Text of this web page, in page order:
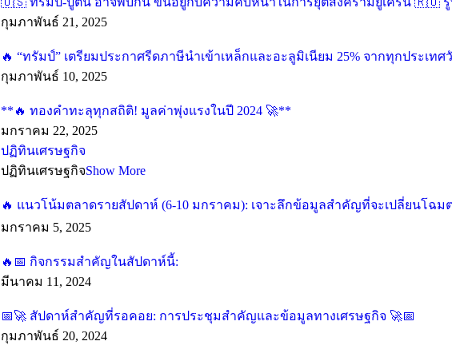
กุมภาพันธ์ 21, 2025
🔥 “ทรัมป์” เตรียมประกาศรีดภาษีนำเข้าเหล็กและอะลูมิเนียม 25% จากทุกประเท
กุมภาพันธ์ 10, 2025
**🔥 ทองคำทะลุทุกสถิติ! มูลค่าพุ่งแรงในปี 2024 🚀**
มกราคม 22, 2025
ปฏิทินเศรษฐกิจ
ปฏิทินเศรษฐกิจShow More
🔥 แนวโน้มตลาดรายสัปดาห์ (6-10 มกราคม): เจาะลึกข้อมูลสำคัญที่จะเปลี่ยนโฉม
มกราคม 5, 2025
🔥📅 กิจกรรมสำคัญในสัปดาห์นี้:
มีนาคม 11, 2024
📅🚀 สัปดาห์สำคัญที่รอคอย: การประชุมสำคัญและข้อมูลทางเศรษฐกิจ 🚀📅
กุมภาพันธ์ 20, 2024